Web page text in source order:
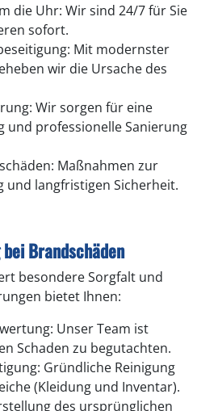
die Uhr: Wir sind 24/7 für Sie
sofort.
Mit modernster
wir die Ursache des
Wir sorgen für eine
und professionelle Sanierung
Maßnahmen zur
und langfristigen Sicherheit.
Brandschäden
besondere Sorgfalt und
bietet Ihnen:
Unser Team ist
Schaden zu begutachten.
Gründliche Reinigung
(Kleidung und Inventar).
des ursprünglichen